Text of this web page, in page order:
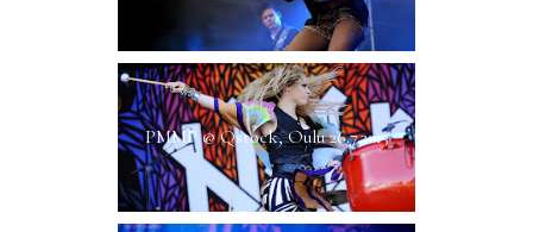
PMMP @ Qstock, Oulu 26.7.2013